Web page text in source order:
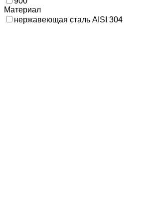
Материал
нержавеющая сталь AISI 304